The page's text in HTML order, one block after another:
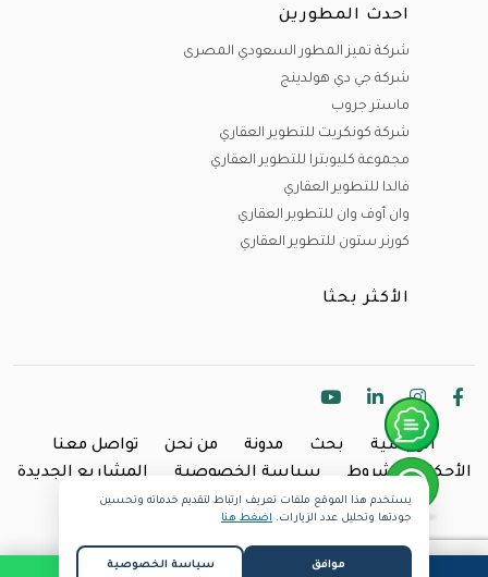
احدث المطورين
شركة تميز المطور السعودي المصرى
شركة جي دي هولدينج
ماستر جروب
شركة كونكريت للتطوير العقاري
مجموعة كليوبترا للتطوير العقاري
فالدا للتطوير العقاري
وان أوف وان للتطوير العقاري
كورنر ستون للتطوير العقاري
الأكثر بحثا
الرئيسية بحث مدونة من نحن
تواصل معنا
الأحكام والشروط
سياسة الخصوصية المشاريع الجديدة
Copyright @2024 Inland.
يستخدم هذا الموقع ملفات تعريف ارتباط لتقديم خدماته وتحسين
جودتها وتحليل عدد الزيارات. اضغط هنا
موافق سياسة الخصوصية